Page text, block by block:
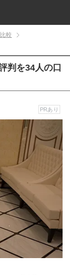
較
判を34人の口
PRあり